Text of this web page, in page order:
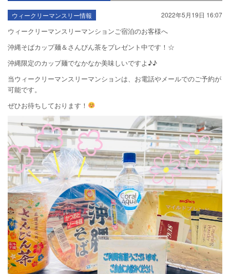
ウィークリーマンスリー情報 2022年5月19日 16:07
ウィークリーマンスリーマンションご宿泊のお客様へ
沖縄そばカップ麺＆さんぴん茶をプレゼント中です！☆
沖縄限定のカップ麺でなかなか美味しいですよ♪♪
当ウィークリーマンスリーマンションは、お電話やメールでのご予約が
可能です。
ぜひお待ちしております！